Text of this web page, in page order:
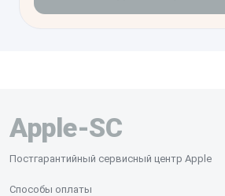
Apple-SC
Постгарантийный сервисный центр Apple
Способы оплаты